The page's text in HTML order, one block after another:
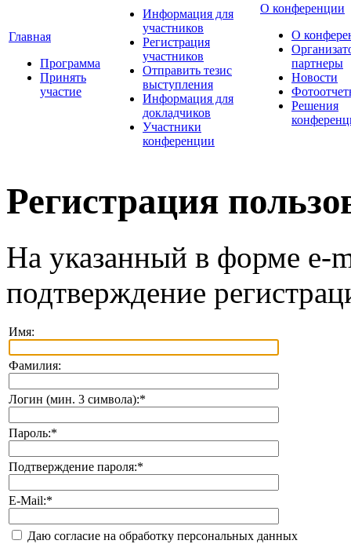
Главная
Программа
Принять
участие
Информация для
участников
Регистрация
участников
Отправить тезис
выступления
Информация для
докладчиков
Участники
конференции
О конференции
О
партнеры
Новости
Решения
Регистрация
На указанный в форме e-
подтверждение
Имя:
Фамилия:
Логин (мин. 3 символа):*
Пароль:*
Подтверждение пароля:*
E-Mail:*
Даю согласие на обработку персональных данных